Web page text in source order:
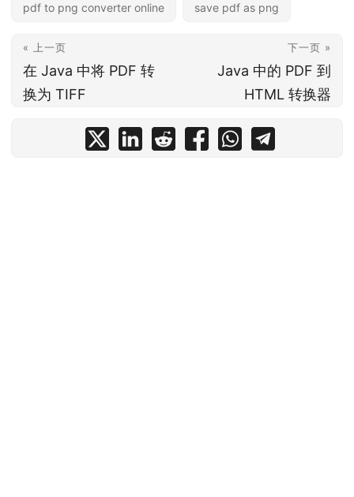
pdf to png converter online save pdf as png
« 上一页
在 Java 中将 PDF 转
换为 TIFF
下一页 »
Java 中的 PDF 到
HTML 转换器